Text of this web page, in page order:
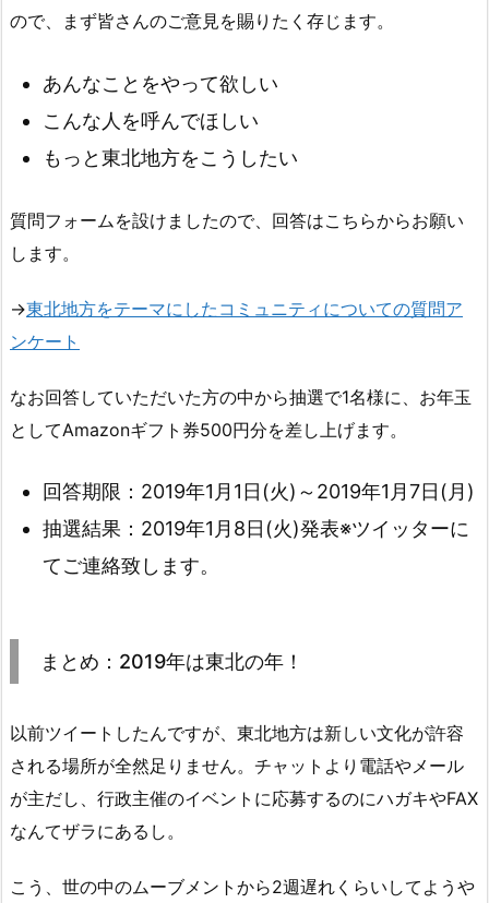
ので、まず皆さんのご意見を賜りたく存じます。
あんなことをやって欲しい
こんな人を呼んでほしい
もっと東北地方をこうしたい
質問フォームを設けましたので、回答はこちらからお願い
します。
→東北地方をテーマにしたコミュニティについての質問ア
ンケート
なお回答していただいた方の中から抽選で1名様に、お年玉
としてAmazonギフト券500円分を差し上げます。
回答期限：2019年1月1日(火)～2019年1月7日(月)
抽選結果：2019年1月8日(火)発表※ツイッターに
てご連絡致します。
まとめ：2019年は東北の年！
以前ツイートしたんですが、東北地方は新しい文化が許容
される場所が全然足りません。チャットより電話やメール
が主だし、行政主催のイベントに応募するのにハガキやFAX
なんてザラにあるし。
こう、世の中のムーブメントから2週遅れくらいしてようや